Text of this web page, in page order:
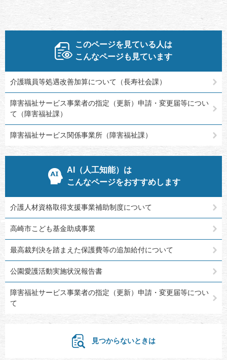
このページを見ている人は
こんなページも見ています
介護職員等処遇改善加算について（長寿社会課）
障害福祉サービス事業者の指定（更新）申請・変更届等につい
て（障害福祉課）
障害福祉サービス関係事業所（障害福祉課）
AI（人工知能）は
こんなページをおすすめします
介護人材資格取得支援事業補助制度について
高崎市こども基金助成事業
最高裁判決を踏まえた保護費等の追加給付について
公園愛護活動実施状況報告書
障害福祉サービス事業者の指定（更新）申請・変更届等につい
て
見つからないときは